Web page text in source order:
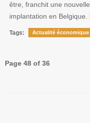
être, franchit une
implantation en
Tags: Actualité économique
Page 48 of 36